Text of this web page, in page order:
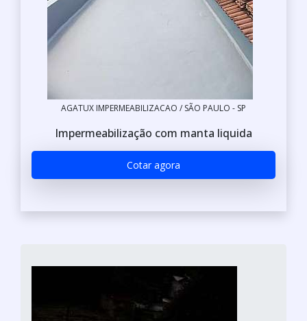
AGATUX IMPERMEABILIZACAO / SÃO PAULO - SP
Impermeabilização com manta liquida
Cotar agora